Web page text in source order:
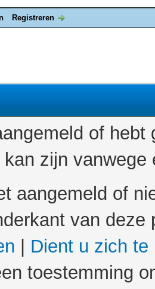
Registreren
of
zijn
aangemeld of
van
Dient u zich te
toestemming